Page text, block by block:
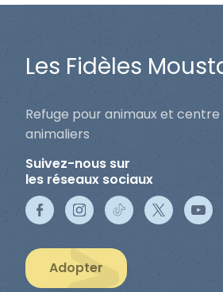
Les Fidèles
Refuge pour animaux et centre
animaliers
Suivez-nous sur
les réseaux sociaux
Adopter